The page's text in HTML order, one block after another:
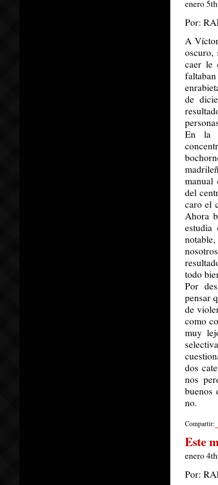
enero
Por:
A
oscuro,
caer le
de
En la
manual
del
caro el
Ahora
todo
Por
pensar
de
como
muy
dos
nos
buenos
no.
Compartir:
Este
enero
Por: